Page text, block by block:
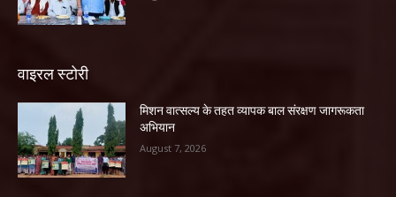
वाइरल स्टोरी
मिशन वात्सल्य के तहत व्यापक बाल संरक्षण जागरूकता
अभियान
August 7, 2026